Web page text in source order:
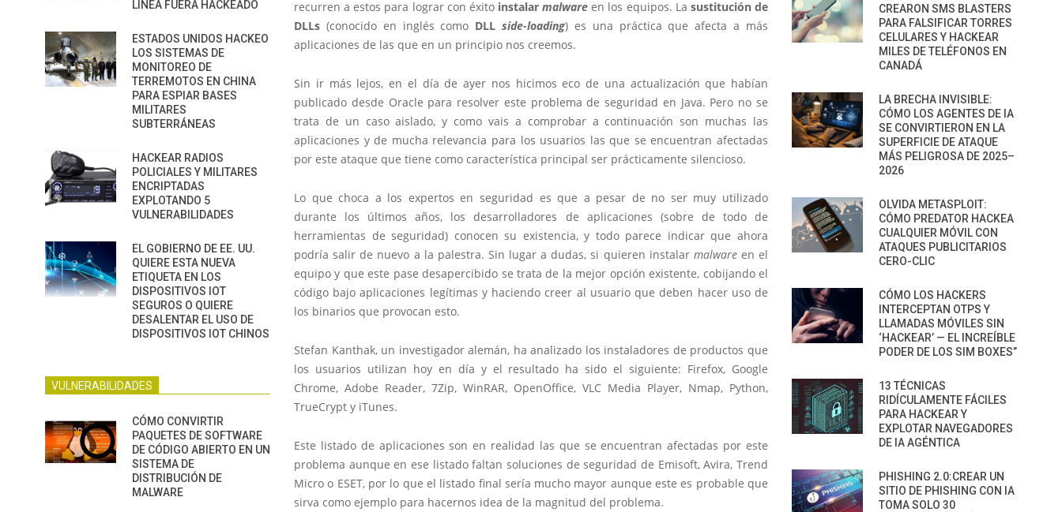
recurren a estos para lograr con éxitoinstalarmalware en los equipos. La sustitución de
DLLs (conocido en inglés como DLLside-loading) es una práctica que afecta a más
aplicaciones de las que en un principio nos creemos.
Sin ir más lejos, en el día de ayer nos hicimos eco de una actualización que habían
publicado desde Oracle para resolver este problema de seguridad en Java. Pero no se
trata de un caso aislado, y como vais a comprobar a continuación son muchas las
aplicaciones y de mucha relevancia para los usuarios las que se encuentran afectadas
por este ataque que tiene como característica principal ser prácticamente silencioso.
Lo que choca a los expertos en seguridad es que a pesar de no ser muy utilizado
durante los últimos años, los desarrolladores de aplicaciones (sobre de todo de
herramientas de seguridad) conocen su existencia, y todo parece indicar que ahora
podría salir de nuevo a la palestra. Sin lugar a dudas, si quieren instalar malwareen el
equipo y que este pase desapercibido se trata de la mejor opción existente, cobijando el
código bajo aplicaciones legítimas y haciendo creer al usuario que deben hacer uso de
los binarios que provocan esto.
Stefan Kanthak, un investigador alemán, ha analizado los instaladores de productos que
los usuarios utilizan hoy en día y el resultado ha sido el siguiente: Firefox, Google
Chrome, Adobe Reader, 7Zip, WinRAR, OpenOffice, VLC Media Player, Nmap, Python,
TrueCrypt y iTunes.
Este listado de aplicaciones son en realidad las que se encuentran afectadas por este
problema aunque en ese listado faltan soluciones de seguridad de Emisoft, Avira, Trend
Micro o ESET, por lo que el listado final sería mucho mayor aunque este es probable que
sirva como ejemplo para hacernos idea de la magnitud del problema.
LÍNEA FUERA HACKEADO
ESTADOS UNIDOS HACKEO
LOS SISTEMAS DE
MONITOREO DE
TERREMOTOS EN CHINA
PARA ESPIAR BASES
MILITARES
SUBTERRÁNEAS
HACKEAR RADIOS
POLICIALES Y MILITARES
ENCRIPTADAS
EXPLOTANDO 5
VULNERABILIDADES
EL GOBIERNO DE EE. UU.
QUIERE ESTA NUEVA
ETIQUETA EN LOS
DISPOSITIVOS IOT
SEGUROS O QUIERE
DESALENTAR EL USO DE
DISPOSITIVOS IOT CHINOS
VULNERABILIDADES
CÓMO CONVIRTIR
PAQUETES DE SOFTWARE
DE CÓDIGO ABIERTO EN UN
SISTEMA DE
DISTRIBUCIÓN DE
MALWARE
CREARON SMS BLASTERS
PARA FALSIFICAR TORRES
CELULARES Y HACKEAR
MILES DE TELÉFONOS EN
CANADÁ
LA BRECHA INVISIBLE:
CÓMO LOS AGENTES DE IA
SE CONVIRTIERON EN LA
SUPERFICIE DE ATAQUE
MÁS PELIGROSA DE 2025–
2026
OLVIDA METASPLOIT:
CÓMO PREDATOR HACKEA
CUALQUIER MÓVIL CON
ATAQUES PUBLICITARIOS
CERO-CLIC
CÓMO LOS HACKERS
INTERCEPTAN OTPS Y
LLAMADAS MÓVILES SIN
‘HACKEAR’ — EL INCREÍBLE
PODER DE LOS SIM BOXES”
13 TÉCNICAS
RIDÍCULAMENTE FÁCILES
PARA HACKEAR Y
EXPLOTAR NAVEGADORES
DE IA AGÉNTICA
PHISHING 2.0:CREAR UN
SITIO DE PHISHING CON IA
TOMA SOLO 30